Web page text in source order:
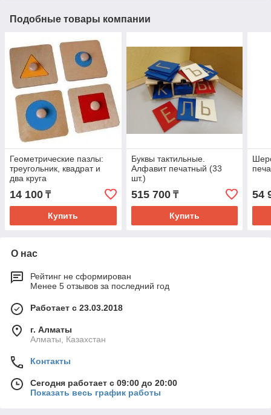
Подобные товары компании
Геометрические пазлы:
треугольник, квадрат и
два круга
14 100 ₸
Купить
Буквы тактильные.
Алфавит печатный (33
шт.)
515 700₸
Купить
54
О нас
Рейтинг не сформирован
Менее 5 отзывов за последний год
Работает с 23.03.2018
г. Алматы
Алматы, Казахстан
Контакты
Сегодня работает с 09:00 до 20:00
Показать весь график работы